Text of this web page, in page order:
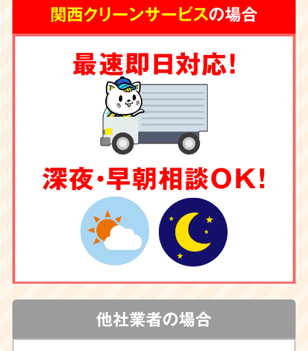
関西クリーンサービスの会計は非常にシンプル
です。お見積りの際に、わかりやすい内訳で提
示させて頂く料金が全てです。お客様の承諾の
ない勝手な追加費用は一切頂きません。
除菌・消臭・ハウス
クリーニングもお任せ
害虫駆除
関西クリーンサービスの場合
最速即日対応！
深夜・早朝相談OK！
他社業者の場合